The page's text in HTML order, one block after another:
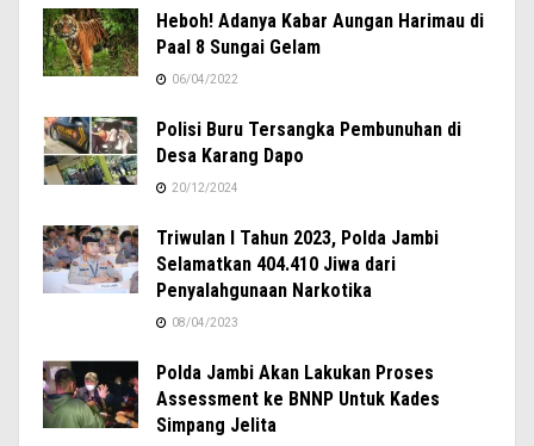
Heboh! Adanya Kabar Aungan Harimau di
Paal 8 Sungai Gelam
06/04/2022
Polisi Buru Tersangka Pembunuhan di
Desa Karang Dapo
20/12/2024
Triwulan I Tahun 2023, Polda Jambi
Selamatkan 404.410 Jiwa dari
Penyalahgunaan Narkotika
08/04/2023
Polda Jambi Akan Lakukan Proses
Assessment ke BNNP Untuk Kades
Simpang Jelita